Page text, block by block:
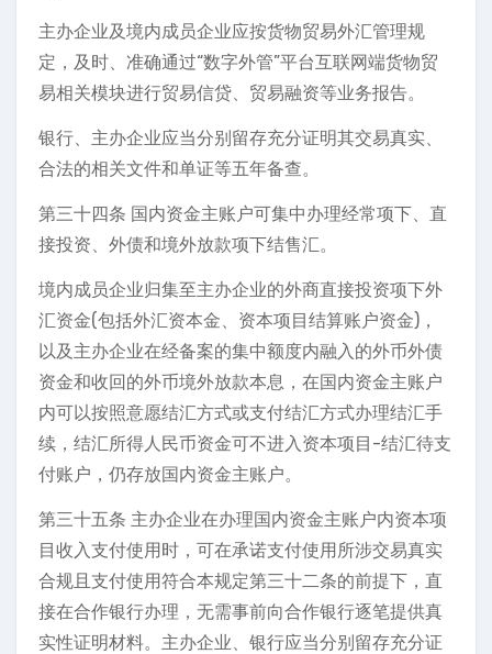
主办企业及境内成员企业应按货物贸易外汇管理规
定，及时、准确通过“数字外管”平台互联网端货物贸
易相关模块进行贸易信贷、贸易融资等业务报告。
银行、主办企业应当分别留存充分证明其交易真实、
合法的相关文件和单证等五年备查。
第三十四条 国内资金主账户可集中办理经常项下、直
接投资、外债和境外放款项下结售汇。
境内成员企业归集至主办企业的外商直接投资项下外
汇资金(包括外汇资本金、资本项目结算账户资金)，
以及主办企业在经备案的集中额度内融入的外币外债
资金和收回的外币境外放款本息，在国内资金主账户
内可以按照意愿结汇方式或支付结汇方式办理结汇手
续，结汇所得人民币资金可不进入资本项目-结汇待支
付账户，仍存放国内资金主账户。
第三十五条 主办企业在办理国内资金主账户内资本项
目收入支付使用时，可在承诺支付使用所涉交易真实
合规且支付使用符合本规定第三十二条的前提下，直
接在合作银行办理，无需事前向合作银行逐笔提供真
实性证明材料。主办企业、银行应当分别留存充分证